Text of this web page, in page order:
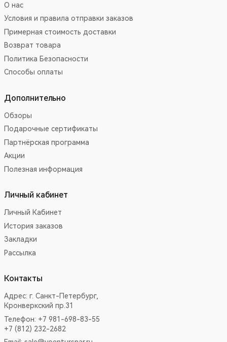
О нас
Условия и правила отправки заказов
Примерная стоимость доставки
Возврат товара
Политика Безопасности
Способы оплаты
Дополнительно
Обзоры
Подарочные сертификаты
Партнёрская программа
Акции
Полезная информация
Личный кабинет
Личный Кабинет
История заказов
Закладки
Рассылка
Контакты
Адрес: г. Санкт-Петербург,
Кронверкский пр.31
Телефон: +7 981-698-83-55
+7 (812) 232-2682